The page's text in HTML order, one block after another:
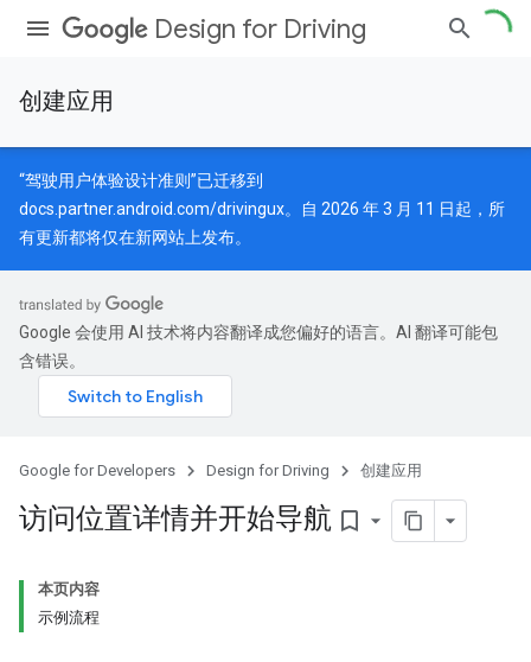
Design for Driving
创建应用
“驾驶用户体验设计准则”已迁移到
docs.partner.android.com/drivingux。自 2026 年 3 月 11 日起，所
有更新都将仅在新网站上发布。
Google 会使用 AI 技术将内容翻译成您偏好的语言。AI 翻译可能包
含错误。
Google for Developers Design for Driving 创建应用
访问位置详情并开始导航 bookmark_border
本页内容
示例流程